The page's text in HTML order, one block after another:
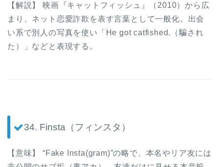
【解説】 映画『キャットフィッシュ』（2010）から広
まり、ネット恋愛詐欺を表す言葉として一般化。出会
い系で別人の写真を使い「He got catfished.（騙され
た）」などと表現する。
34. Finsta（フィンスタ）
【意味】 “Fake Insta(gram)”の略で、本名やリア友には